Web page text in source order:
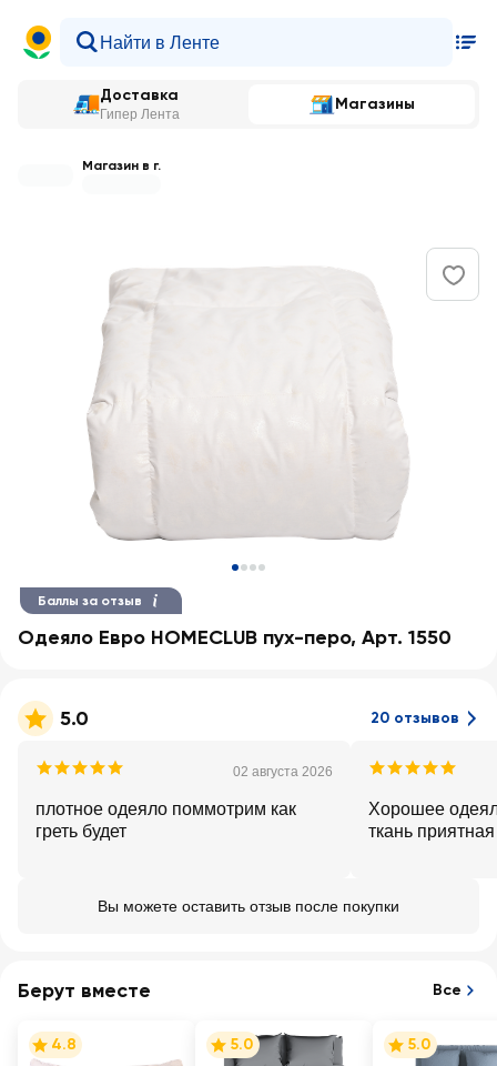
Доставка
Гипер Лента
Магазины
Магазин в г.
Баллы за отзыв
Одеяло Евро HOMECLUB пух-перо, Арт. 1550
5.0 20 отзывов
02 августа 2026
плотное одеяло поммотрим как
греть будет
Хорошее
ткань
Вы можете оставить отзыв после покупки
Берут вместе Все
4.8 5.0 5.0